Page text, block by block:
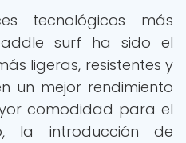
tecnológicos más
surf ha sido el
ligeras, resistentes y
un mejor rendimiento
comodidad para el
la introducción de